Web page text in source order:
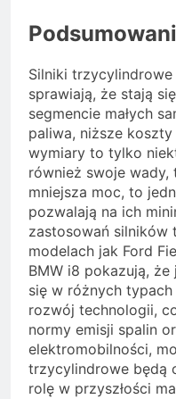
Silniki
sprawiają, że stają
segmencie małych
paliwa, niższe
wymiary to tylko
również swoje wady,
mniejsza moc, to
pozwalają na ich
zastosowań
modelach jak Ford
BMW i8 pokazują,
się w różnych
rozwój technologii,
normy emisji spalin
elektromobilności,
trzycylindrowe będą
rolę w przyszłości